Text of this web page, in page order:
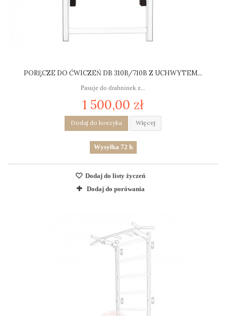
PORĘCZE DO ĆWICZEŃ DB 310B/710B Z UCHWYTEM...
Pasuje do drabninek z...
1 500,00 zł
Dodaj do koszyka Więcej
Wysyłka 72 h
Dodaj do listy życzeń
Dodaj do porówania